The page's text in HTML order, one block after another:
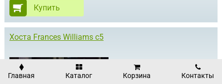
Купить
Хоста Frances Williams с5
Главная Каталог Корзина Контакты